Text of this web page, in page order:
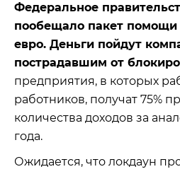
Федеральное
пообещало пакет помощи
евро. Деньги пойдут
пострадавшим от
предприятия, в которых
работников, получат 75%
количества доходов за
года.
Ожидается, что локдаун